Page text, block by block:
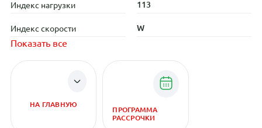
Индекс нагрузки 113
Индекс скорости W
Показать все
НА ГЛАВНУЮ
ПРОГРАММА
РАССРОЧКИ